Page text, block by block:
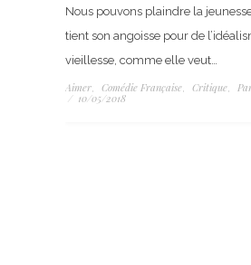
Nous pouvons plaindre la
tient son angoisse pour de
vieillesse, comme elle veut…
Aimer, Comédie Française, Critique,
/ 10/05/2018